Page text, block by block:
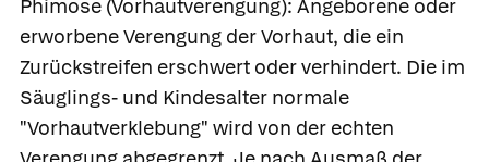
Phimose (Vorhautverengung): Angeborene oder
erworbene Verengung der Vorhaut, die ein
Zurückstreifen erschwert oder verhindert. Die im
Säuglings- und Kindesalter normale
"Vorhautverklebung" wird von der echten